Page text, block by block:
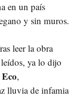
en un país
y sin muros.
leer la obra
ya lo dijo
,
lluvia de infamia